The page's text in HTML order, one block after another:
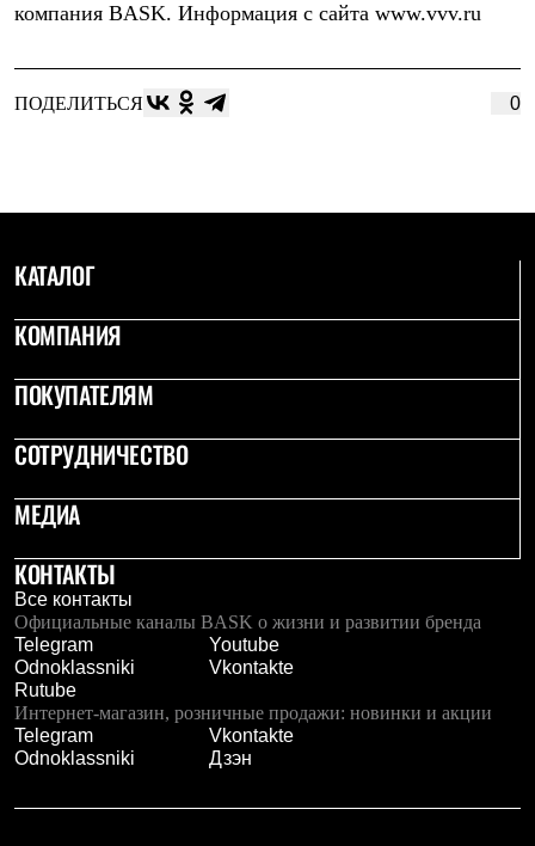
Брюки
Утепленная пухом
Куртки
Футболки
Толстовки
Брюки
Софтшелл одежда
Флисовая одежда
Куртки
Жилеты
Комбинезоны
Термобелье
Комплект термобелья
Палатки и тенты
Палатки
Тенты
Аксессуары для палаток
Рюкзаки
Экспедиционные
Легкоходные
Альпинистские
Городские
Аксессуары для рюкзаков
Пуховые
компания BASK. Информация с сайта www.vvv.ru
ПОДЕЛИТЬСЯ 0
КАТАЛОГ
КОМПАНИЯ
ПОКУПАТЕЛЯМ
СОТРУДНИЧЕСТВО
МЕДИА
КОНТАКТЫ
Все контакты
Официальные каналы BASK о жизни и развитии бренда
Telegram
Youtube
Odnoklassniki
Vkontakte
Rutube
Интернет-магазин, розничные продажи: новинки и акции
Telegram
Vkontakte
Odnoklassniki
Дзэн